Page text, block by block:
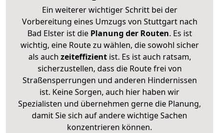
Ein weiterer wichtiger Schritt bei der
Vorbereitung eines Umzugs von Stuttgart nach
Bad Elster ist diePlanung der Routen. Es ist
wichtig, eine Route zu wählen, die sowohl sicher
als auch zeiteffizientist. Es ist auch ratsam,
sicherzustellen, dass die Route frei von
Straßensperrungen und anderen Hindernissen
ist. Keine Sorgen, auch hier haben wir
Spezialisten und übernehmen gerne die Planung,
damit Sie sich auf andere wichtige Sachen
konzentrieren können.